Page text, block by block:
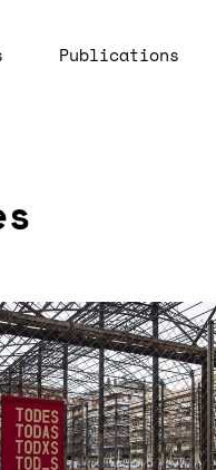
Publications